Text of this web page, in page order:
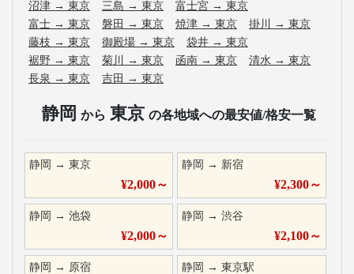
沼津 → 東京 三島 → 東京 富士宮 → 東京
富士 → 東京 磐田 → 東京 焼津 → 東京 掛川 → 東京
藤枝 → 東京 御殿場 → 東京 袋井 → 東京
裾野 → 東京 菊川 → 東京 函南 → 東京 清水 → 東京
長泉 → 東京 吉田 → 東京
静岡 から 東京 の各地域への最安値/格安一覧
静岡 → 東京
¥2,000～
静岡 → 新宿
¥2,300～
静岡 → 池袋
¥2,000～
静岡 →渋谷
¥2,100～
静岡 → 原宿 静岡 →東京駅